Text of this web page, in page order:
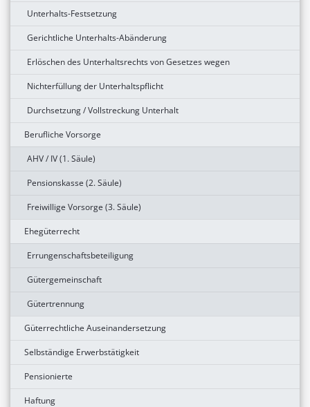
Unterhalts-Festsetzung
Gerichtliche Unterhalts-Abänderung
Erlöschen des Unterhaltsrechts von Gesetzes wegen
Nichterfüllung der Unterhaltspflicht
Durchsetzung / Vollstreckung Unterhalt
Berufliche Vorsorge
AHV / IV (1. Säule)
Pensionskasse (2. Säule)
Freiwillige Vorsorge (3. Säule)
Ehegüterrecht
Errungenschaftsbeteiligung
Gütergemeinschaft
Gütertrennung
Güterrechtliche Auseinandersetzung
Selbständige Erwerbstätigkeit
Pensionierte
Haftung